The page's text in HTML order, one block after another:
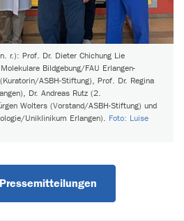
r.): Prof. Dr. Dieter Chichung Lie
Bildgebung/FAU Erlangen-
ASBH-Stiftung), Prof. Dr. Regina
Dr. Andreas Rutz (2.
Wolters (Vorstand/ASBH-Stiftung) und
Uniklinikum Erlangen). Foto: Luise